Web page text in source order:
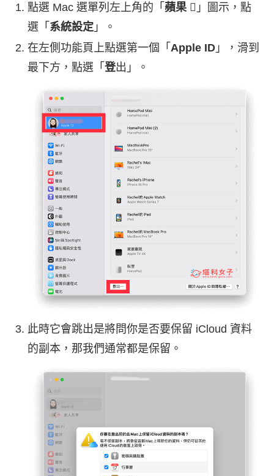
點選 Mac 選單列左上角的「 蘋果 」圖示，點
選「 系統設定 」。
在左側功能頁上點選第一個「 Apple ID 」，滑到
最下方，點選「 登出」。
此時它會跳出是將問你是否要保留 iCloud 資料
的副本，那我們通常都是保留。